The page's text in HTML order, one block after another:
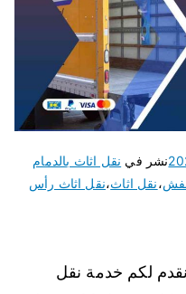
نشر في نقل اثاث بالدمام
،نقل اثاث،نقل اثاث رأس
لكم خدمة نقل